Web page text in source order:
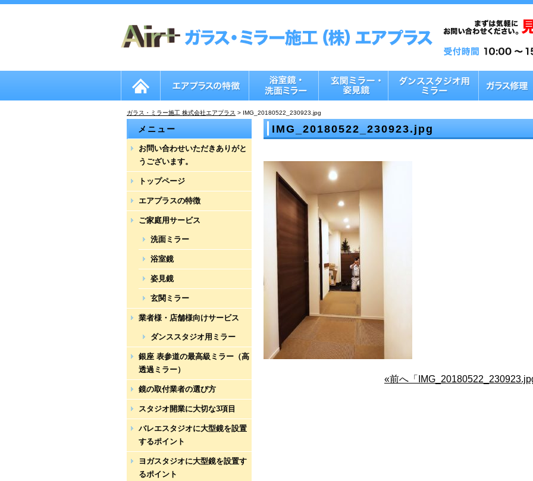
ガラス・ミラー施工 株式会社エアプラス > IMG_20180522_230923.jpg
IMG_20180522_230923.jpg
«前へ「
メニュー
お問い合わせいただきありがと
うございます。
トップページ
エアプラスの特徴
ご家庭用サービス
洗面ミラー
浴室鏡
姿見鏡
玄関ミラー
業者様・店舗様向けサービス
ダンススタジオ用ミラー
銀座 表参道の最高級ミラー（高
透過ミラー）
鏡の取付業者の選び方
スタジオ開業に大切な3項目
バレエスタジオに大型鏡を設置
するポイント
ヨガスタジオに大型鏡を設置す
るポイント